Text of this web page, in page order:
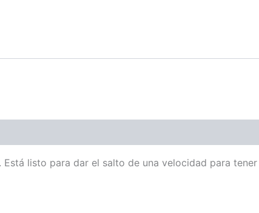
listo para dar el salto de una velocidad para tener